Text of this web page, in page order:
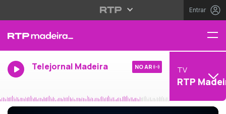
Entrar
Telejornal Madeira NO AR TV
RTP